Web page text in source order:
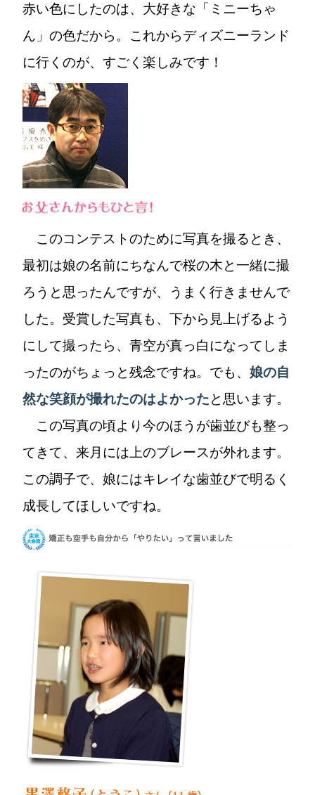
赤い色にしたのは、大好きな「ミニーちゃ
ん」の色だから。これからディズニーランド
に行くのが、すごく楽しみです！
このコンテストのために写真を撮るとき、
最初は娘の名前にちなんで桜の木と一緒に撮
ろうと思ったんですが、うまく行きませんで
した。受賞した写真も、下から見上げるよう
にして撮ったら、青空が真っ白になってしま
ったのがちょっと残念ですね。でも、 娘の自
然な笑顔が撮れたのはよかったと思います。
この写真の頃より今のほうが歯並びも整っ
てきて、来月には上のブレースが外れます。
この調子で、娘にはキレイな歯並びで明るく
成長してほしいですね。